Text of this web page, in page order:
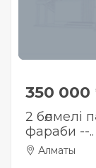
350 000
2
фараби --..
Алматы